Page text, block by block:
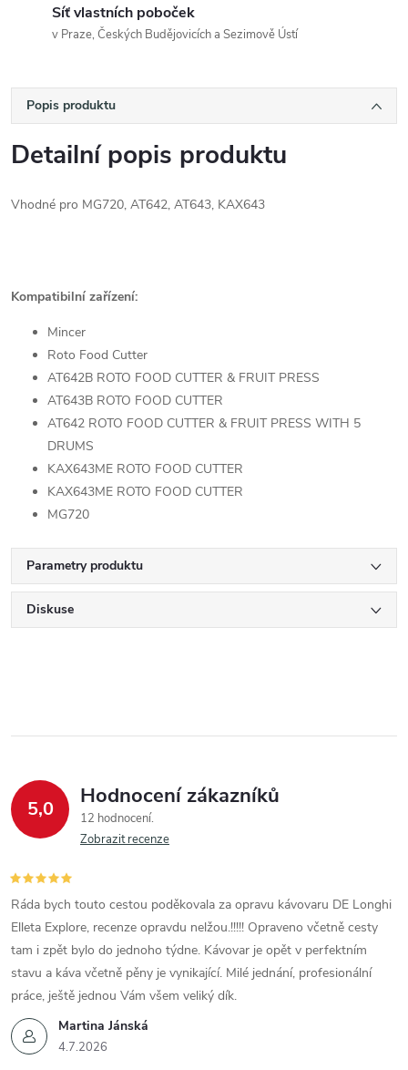
Síť vlastních poboček
v Praze, Českých Budějovicích a Sezimově Ústí
Popis produktu
Detailní popis produktu
Vhodné pro MG720, AT642, AT643, KAX643
Kompatibilní zařízení:
Mincer
Roto Food Cutter
AT642B ROTO FOOD CUTTER & FRUIT PRESS
AT643B ROTO FOOD CUTTER
AT642 ROTO FOOD CUTTER & FRUIT PRESS WITH 5
DRUMS
KAX643ME ROTO FOOD CUTTER
KAX643ME ROTO FOOD CUTTER
MG720
Parametry produktu
Diskuse
5,0 Hodnocení zákazníků
12 hodnocení
Zobrazit recenze
Martina Jánská
4.7.2026
Ráda bych touto cestou poděkovala za opravu kávovaru DE Longhi
Elleta Explore, recenze opravdu nelžou.!!!!! Opraveno včetně cesty
tam i zpět bylo do jednoho týdne. Kávovar je opět v perfektním
stavu a káva včetně pěny je vynikající. Milé jednání, profesionální
práce, ještě jednou Vám všem veliký dík.